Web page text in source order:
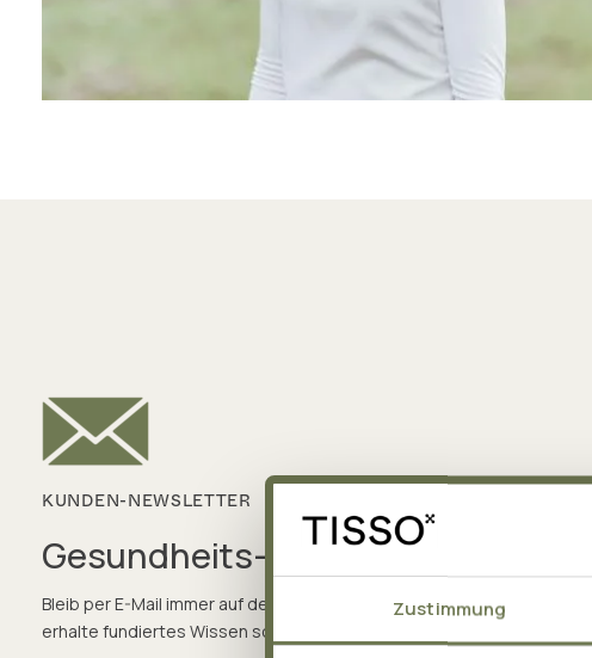
Zustimmung
KUNDEN-NEWSLETTER
Gesundheits-News direkt in dein
Bleib per E-Mail immer auf dem Laufenden. Erfahre alles über neue
erhalte fundiertes Wissen sowie spannende Gesundheitstipps.